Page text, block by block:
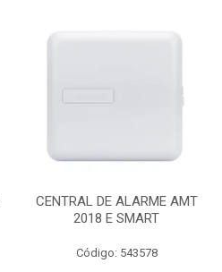
CENTRAL DE ALARME AMT
2018 E SMART
Código: 543578